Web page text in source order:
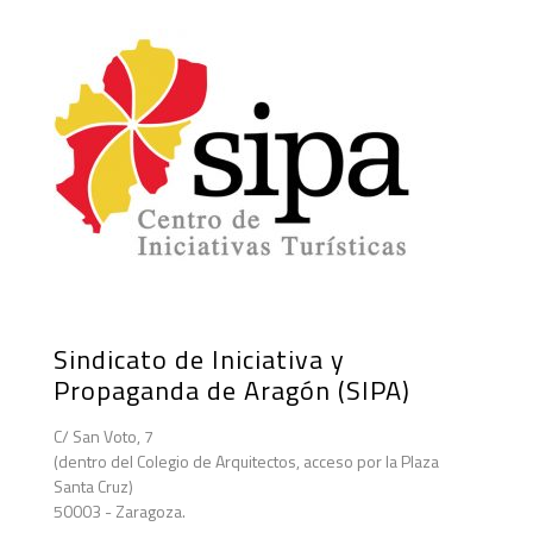
Sindicato de Iniciativa y
Propaganda de Aragón (SIPA)
C/ San Voto, 7
(dentro del Colegio de Arquitectos, acceso por la Plaza
Santa Cruz)
50003 - Zaragoza.